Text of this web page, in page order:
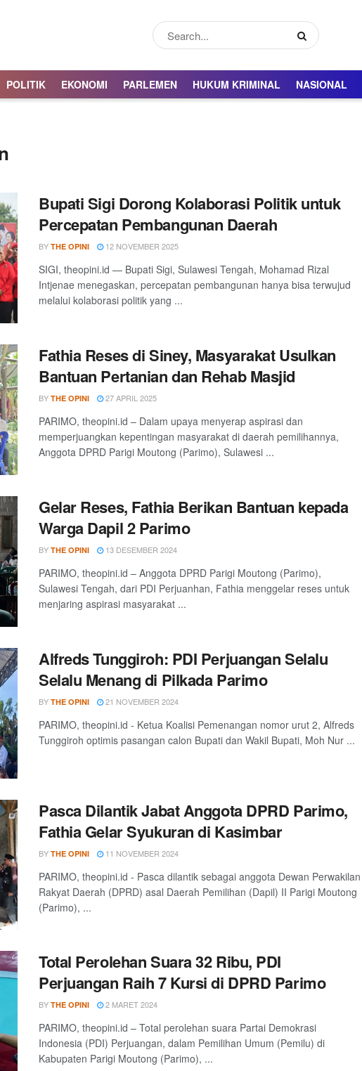
POLITIK EKONOMI PARLEMEN HUKUM KRIMINAL NASIONAL
Bupati Sigi Dorong Kolaborasi Politik untuk
Percepatan Pembangunan Daerah
BY THE OPINI 12 NOVEMBER 2025
SIGI, theopini.id — Bupati Sigi, Sulawesi Tengah, Mohamad Rizal
Intjenae menegaskan, percepatan pembangunan hanya bisa terwujud
melalui kolaborasi politik yang ...
Fathia Reses di Siney, Masyarakat Usulkan
Bantuan Pertanian dan Rehab Masjid
BY THE OPINI 27 APRIL 2025
PARIMO, theopini.id – Dalam upaya menyerap aspirasi dan
memperjuangkan kepentingan masyarakat di daerah pemilihannya,
Anggota DPRD Parigi Moutong (Parimo), Sulawesi ...
Gelar Reses, Fathia Berikan Bantuan kepada
Warga Dapil 2 Parimo
BY THE OPINI 13 DESEMBER 2024
PARIMO, theopini.id – Anggota DPRD Parigi Moutong (Parimo),
Sulawesi Tengah, dari PDI Perjuanhan, Fathia menggelar reses untuk
menjaring aspirasi masyarakat ...
Alfreds Tunggiroh: PDI Perjuangan Selalu
Selalu Menang di Pilkada Parimo
BY THE OPINI 21 NOVEMBER 2024
PARIMO, theopini.id - Ketua Koalisi Pemenangan nomor urut 2, Alfreds
Tunggiroh optimis pasangan calon Bupati dan Wakil Bupati, Moh Nur ...
Pasca Dilantik Jabat Anggota DPRD Parimo,
Fathia Gelar Syukuran di Kasimbar
BY THE OPINI 11 NOVEMBER 2024
PARIMO, theopini.id - Pasca dilantik sebagai anggota Dewan Perwakilan
Rakyat Daerah (DPRD) asal Daerah Pemilihan (Dapil) II Parigi Moutong
(Parimo), ...
Total Perolehan Suara 32 Ribu, PDI
Perjuangan Raih 7 Kursi di DPRD Parimo
BY THE OPINI 2 MARET 2024
PARIMO, theopini.id – Total perolehan suara Partai Demokrasi
Indonesia (PDI) Perjuangan, dalam Pemilihan Umum (Pemilu) di
Kabupaten Parigi Moutong (Parimo), ...